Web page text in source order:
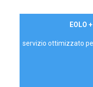
EOLO
servizio ottimizzato